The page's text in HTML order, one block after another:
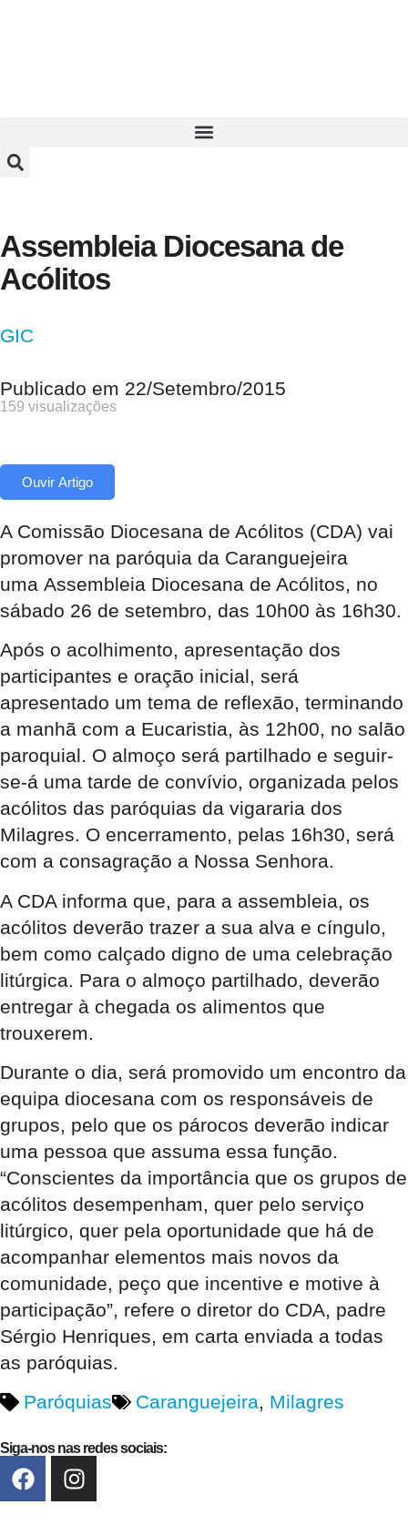
Assembleia Diocesana de
Acólitos
GIC
Publicado em 22/Setembro/2015
159 visualizações
Ouvir Artigo
A Comissão Diocesana de Acólitos (CDA) vai
promover na paróquia da Caranguejeira
uma Assembleia Diocesana de Acólitos, no
sábado 26 de setembro, das 10h00 às 16h30.
Após o acolhimento, apresentação dos
participantes e oração inicial, será
apresentado um tema de reflexão, terminando
a manhã com a Eucaristia, às 12h00, no salão
paroquial. O almoço será partilhado e seguir-
se-á uma tarde de convívio, organizada pelos
acólitos das paróquias da vigararia dos
Milagres. O encerramento, pelas 16h30, será
com a consagração a Nossa Senhora.
A CDA informa que, para a assembleia, os
acólitos deverão trazer a sua alva e cíngulo,
bem como calçado digno de uma celebração
litúrgica. Para o almoço partilhado, deverão
entregar à chegada os alimentos que
trouxerem.
Durante o dia, será promovido um encontro da
equipa diocesana com os responsáveis de
grupos, pelo que os párocos deverão indicar
uma pessoa que assuma essa função.
“Conscientes da importância que os grupos de
acólitos desempenham, quer pelo serviço
litúrgico, quer pela oportunidade que há de
acompanhar elementos mais novos da
comunidade, peço que incentive e motive à
participação”, refere o diretor do CDA, padre
Sérgio Henriques, em carta enviada a todas
as paróquias.
Paróquias
Caranguejeira, Milagres
Siga-nos nas redes sociais: